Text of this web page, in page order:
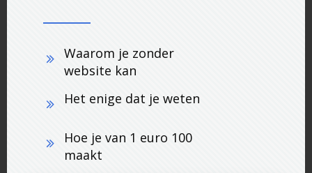
Waarom je zonder
website kan
Het enige dat je weten
Hoe je van 1 euro 100
maakt